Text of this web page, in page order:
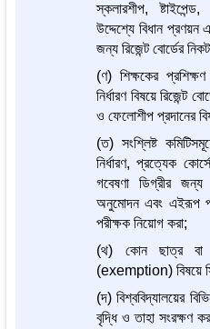
স্কলারশীপ,
উদ্দেশ্যে বিধান
জন্য রিজেন্ট বোর্ডের
(ণ) শিক্ষকের
নির্ধারণ বিষয়ে রিজেন্ট
ও ফেলোশীপ প্রদানের
(ত) সংশ্লিষ্ট
নির্ধারণ, প্রত্যেক
গবেষণা ডিগ্রীর জন্য
অনুমোদন এবং এইরূপ
পরীক্ষক নিয়োগ করা;
(থ) কোন ছাত্র বা
(exemption) বিষয়ে
(দ) বিশ্ববিদ্যালয়ের
বৃদ্ধি ও তাহা সংরক্ষণ